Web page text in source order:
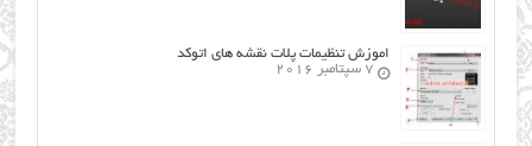
اموزش تنظیمات پلات نقشه های اتوکد
7 سپتامبر 2016